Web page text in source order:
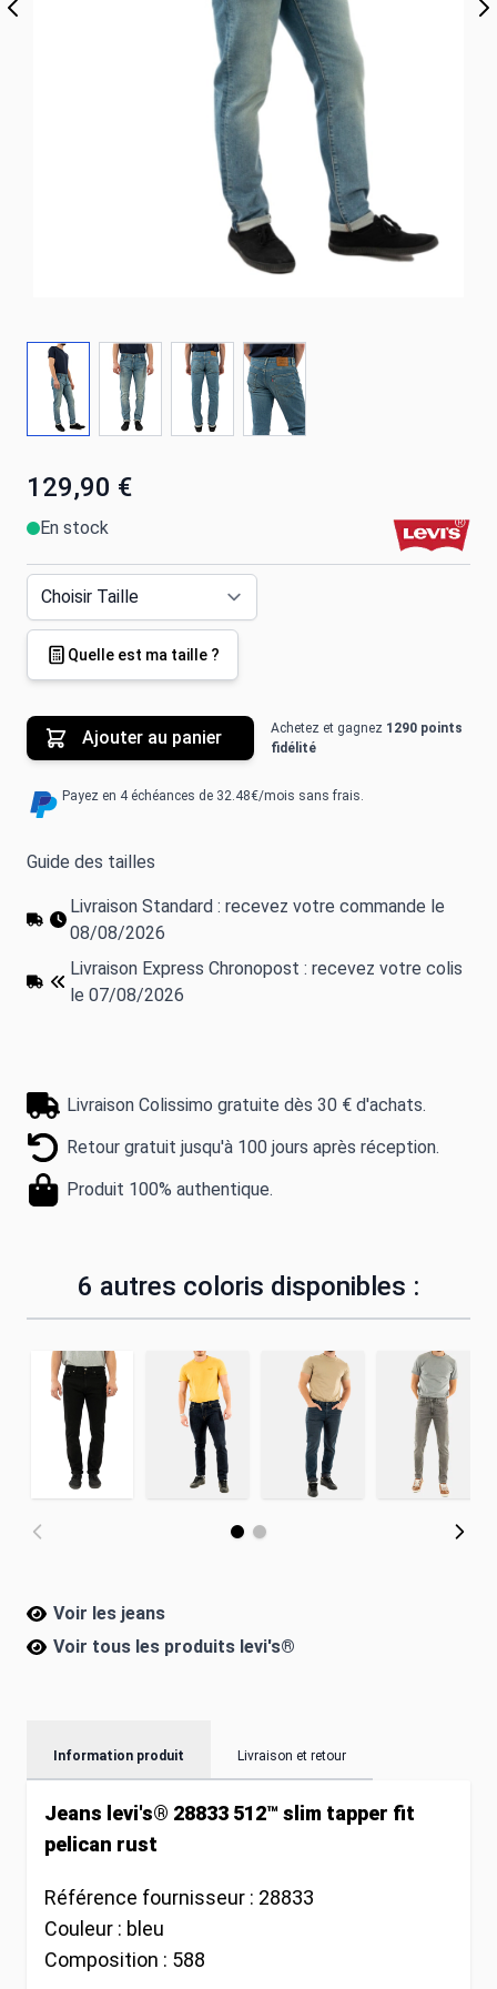
129,90 €
En stock
Quelle est ma taille ?
Ajouter au panier Achetez et gagnez 1290 points
fidélité
Payez en 4 échéances de 32.48€/mois sans frais.
Guide des tailles
Livraison Standard : recevez votre commande le
08/08/2026
Livraison Express Chronopost : recevez votre colis
le 07/08/2026
Livraison Colissimo gratuite dès 30 € d'achats.
Retour gratuit jusqu'à 100 jours après réception.
Produit 100% authentique.
6 autres coloris disponibles :
Voir les jeans
Voir tous les produits levi's®
Information produit Livraison et retour
Jeans levi's® 28833 512™ slim tapper fit
pelican rust
Référence fournisseur : 28833
Couleur : bleu
Composition : 588